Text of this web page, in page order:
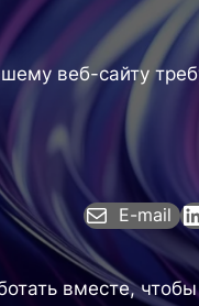
веб-сайту
E-mail
вместе,